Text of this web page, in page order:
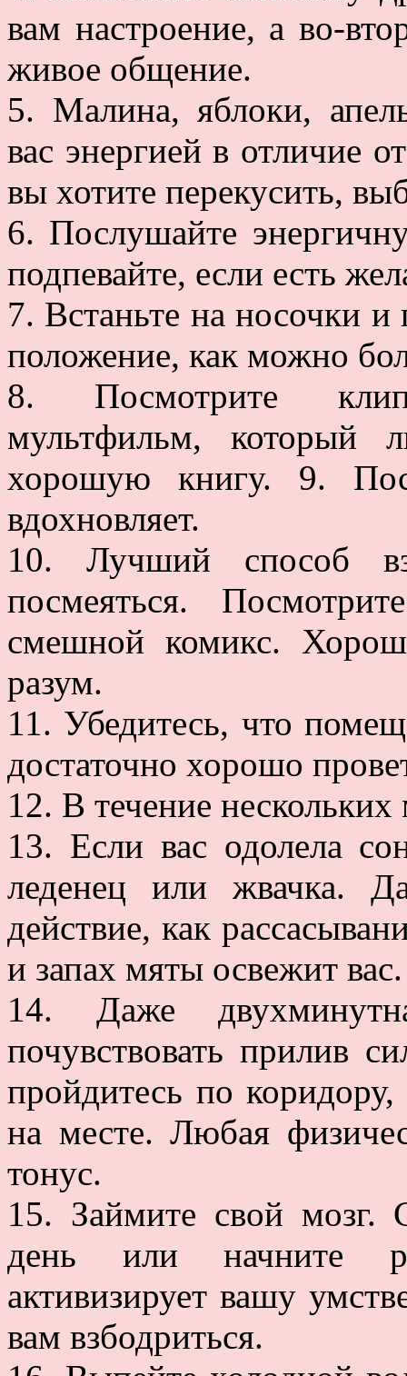
вам настроение, а во-
живое общение.
5. Малина, яблоки,
вас энергией в отличие
вы хотите перекусить,
6. Послушайте
подпевайте, если есть
7. Встаньте на носочки и
положение, как можно
8. Посмотрите
мультфильм, который
хорошую книгу. 9.
вдохновляет.
10. Лучший способ
посмеяться.
смешной комикс.
разум.
11. Убедитесь, что
достаточно хорошо
12. В течение
13. Если вас одолела
леденец или жвачка.
действие, как
и запах мяты освежит вас.
14. Даже
почувствовать прилив
пройдитесь по
на месте. Любая
тонус.
15. Займите свой мозг.
день или начните
активизирует вашу
вам взбодриться.